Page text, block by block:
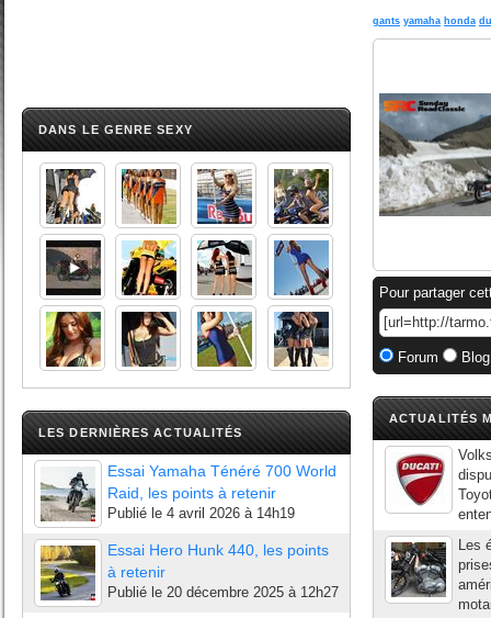
DANS LE GENRE SEXY
LES DERNIÈRES ACTUALITÉS
Essai Yamaha Ténéré 700 World
Raid, les points à retenir
Publié le 4 avril 2026 à 14h19
Essai Hero Hunk 440, les points
à retenir
Publié le 20 décembre 2025 à 12h27
gants yamaha honda
Pour partager
Forum
ACTUALITÉS
Les